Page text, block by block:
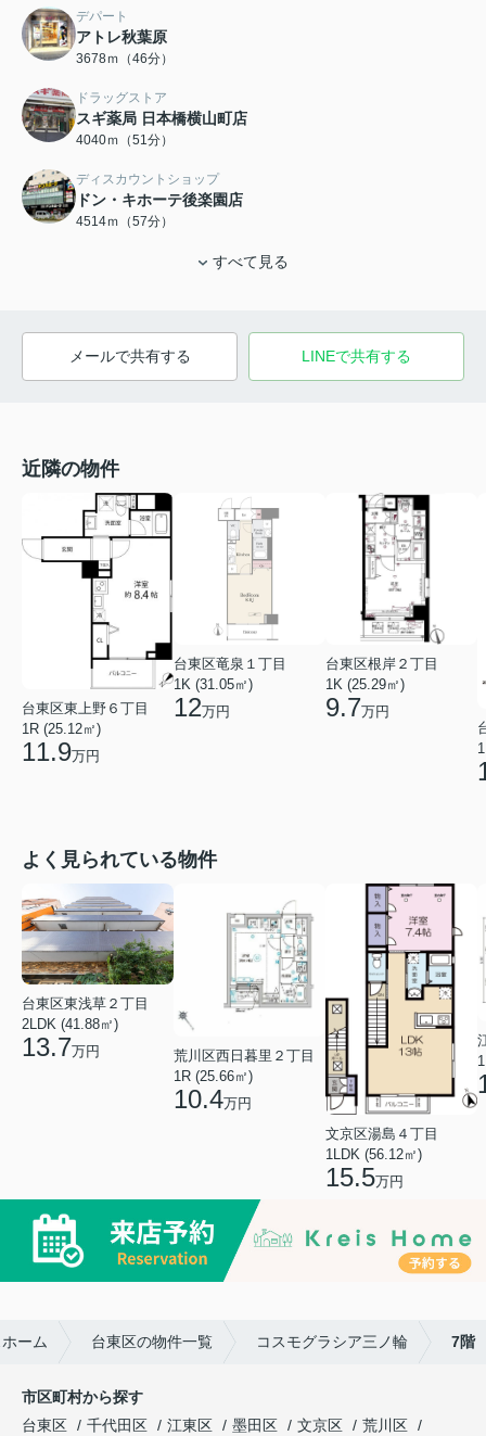
デパート
アトレ秋葉原
3678ｍ（46分）
ドラッグストア
スギ薬局 日本橋横山町店
4040ｍ（51分）
ディスカウントショップ
ドン・キホーテ後楽園店
4514ｍ（57分）
すべて見る
メールで共有する LINEで共有する
近隣の物件
台東区東上野６丁目
1R (25.12㎡)
11.9万円
台東区竜泉１丁目
1K (31.05㎡)
12万円
台東区根岸２丁目
1K (25.29㎡)
9.7万円
よく見られている物件
台東区東浅草２丁目
2LDK (41.88㎡)
13.7万円
荒川区西日暮里２丁目
1R (25.66㎡)
10.4万円
文京区湯島４丁目
1LDK (56.12㎡)
15.5万円
ーム 台東区の物件一覧 コスモグラシア三ノ輪 7階
市区町村から探す
台東区
千代田区 江東区 墨田区 文京区
荒川区